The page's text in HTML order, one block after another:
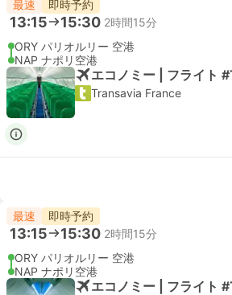
最速 即時予約
13:15 15:30 2時間15分
ORY パリオルリー 空港
NAP ナポリ空港
エコノミー | フライト
Transavia France
最速 即時予約
13:15 15:30 2時間15分
ORY パリオルリー 空港
NAP ナポリ空港
エコノミー | フライト